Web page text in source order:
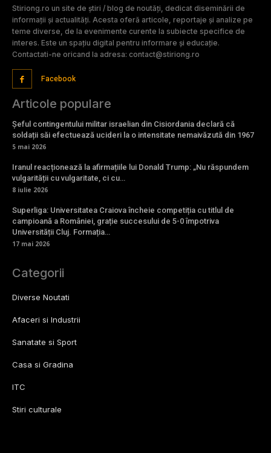
Stiriong.ro un site de știri / blog de noutăți, dedicat diseminării de
informații și actualități. Acesta oferă articole, reportaje și analize pe
teme diverse, de la evenimente curente la subiecte specifice de
interes. Este un spațiu digital pentru informare și educație.
Contactati-ne oricand la adresa: contact@stiriong.ro
Facebook
Articole populare
Șeful contingentului militar israelian din Cisiordania declară că
soldații săi efectuează ucideri la o intensitate nemaivăzută din 1967
5 mai 2026
Iranul reacționează la afirmațiile lui Donald Trump: „Nu răspundem
vulgarității cu vulgaritate, ci cu…
8 iulie 2026
Superliga: Universitatea Craiova încheie competiția cu titlul de
campioană a României, grație succesului de 5-0 împotriva
Universității Cluj. Formația…
17 mai 2026
Categorii
Diverse Noutati
Afaceri si Industrii
Sanatate si Sport
Casa si Gradina
ITC
Stiri culturale